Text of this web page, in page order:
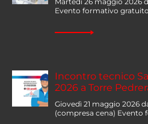
Evento formativo
Incontro tecnico
2026 a Torre
Giovedì 21 maggio 2026
(compresa cena)